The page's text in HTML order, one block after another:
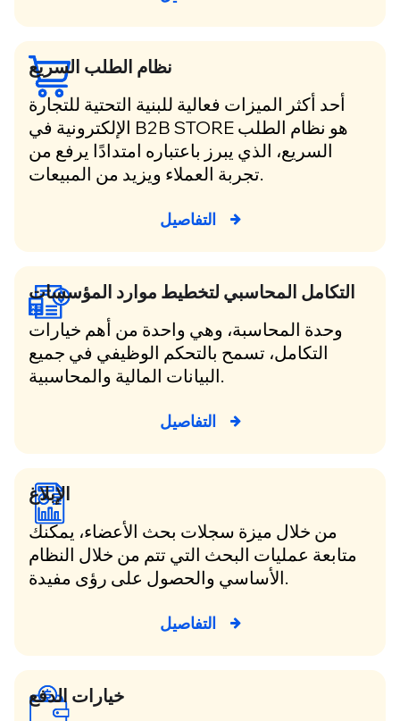
نظام الطلب السريع
أحد أكثر الميزات فعالية للبنية التحتية للتجارة
الإلكترونية في B2B STORE هو نظام الطلب
السريع، الذي يبرز باعتباره امتدادًا يرفع من
تجربة العملاء ويزيد من المبيعات.
التفاصيل
التكامل المحاسبي لتخطيط موارد المؤسسات
وحدة المحاسبة، وهي واحدة من أهم خيارات
التكامل، تسمح بالتحكم الوظيفي في جميع
البيانات المالية والمحاسبية.
التفاصيل
الإبلاغ
من خلال ميزة سجلات بحث الأعضاء، يمكنك
متابعة عمليات البحث التي تتم من خلال النظام
الأساسي والحصول على رؤى مفيدة.
التفاصيل
خيارات الدفع